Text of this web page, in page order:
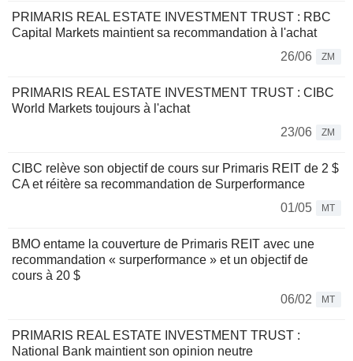
PRIMARIS REAL ESTATE INVESTMENT TRUST : RBC
Capital Markets maintient sa recommandation à l'achat
26/06
ZM
PRIMARIS REAL ESTATE INVESTMENT TRUST : CIBC
World Markets toujours à l'achat
23/06
ZM
CIBC relève son objectif de cours sur Primaris REIT de 2 $
CA et réitère sa recommandation de Surperformance
01/05
MT
BMO entame la couverture de Primaris REIT avec une
recommandation « surperformance » et un objectif de
cours à 20 $
06/02
MT
PRIMARIS REAL ESTATE INVESTMENT TRUST :
National Bank maintient son opinion neutre